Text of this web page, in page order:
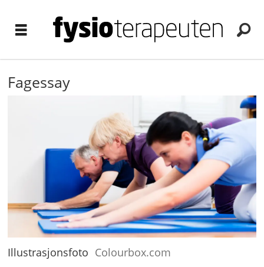
Fagessay
Illustrasjonsfoto Colourbox.com